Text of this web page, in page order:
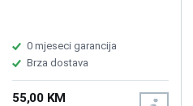
0 mjeseci garancija
Brza dostava
55,00 KM